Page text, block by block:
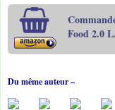
Food 2.0
Du même auteur –